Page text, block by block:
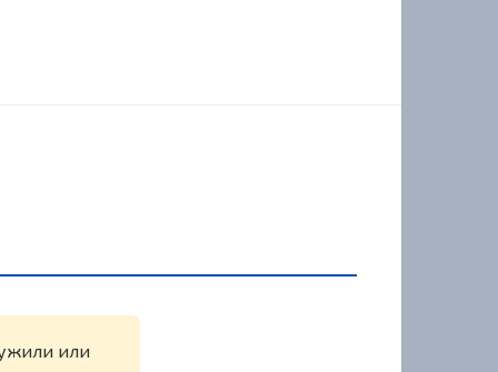
или